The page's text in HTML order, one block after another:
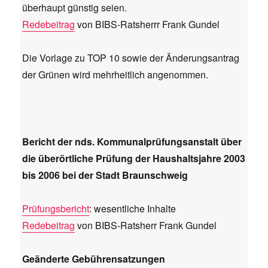
überhaupt günstig seien.
Redebeitrag von BIBS-Ratsherrr Frank Gundel
Die Vorlage zu TOP 10 sowie der Änderungsantrag
der Grünen wird mehrheitlich angenommen.
Bericht der nds. Kommunalprüfungsanstalt über
die überörtliche Prüfung der Haushaltsjahre 2003
bis 2006 bei der Stadt Braunschweig
Prüfungsbericht: wesentliche Inhalte
Redebeitrag von BIBS-Ratsherr Frank Gundel
Geänderte Gebührensatzungen